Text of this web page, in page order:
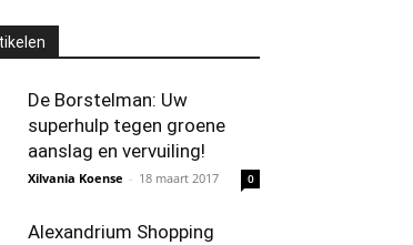
De Borstelman: Uw
superhulp tegen groene
aanslag en vervuiling!
Xilvania Koense - 18 maart 2017 0
Alexandrium Shopping